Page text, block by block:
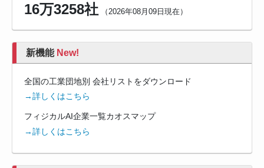
16万3258社（2026年08月09日現在）
新機能 New!
全国の工業団地別 会社リストをダウンロード
→詳しくはこちら
フィジカルAI企業一覧カオスマップ
→詳しくはこちら